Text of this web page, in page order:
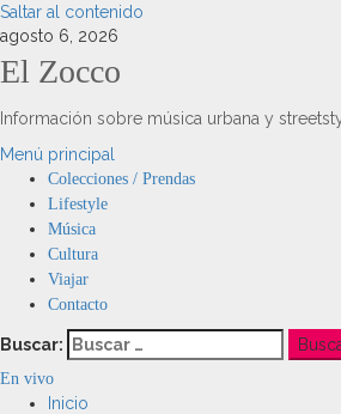
Saltar al contenido
agosto 6, 2026
El Zocco
Información sobre música urbana y
Menú principal
Colecciones / Prendas
Lifestyle
Música
Cultura
Viajar
Contacto
Buscar:
En vivo
Inicio